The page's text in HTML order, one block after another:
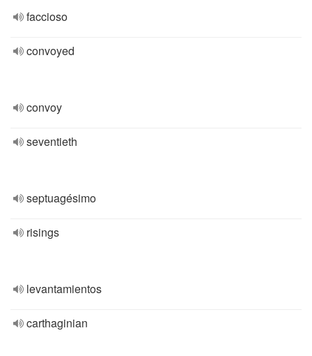
faccioso
convoyed
convoy
seventieth
septuagésimo
risings
levantamientos
carthaginian